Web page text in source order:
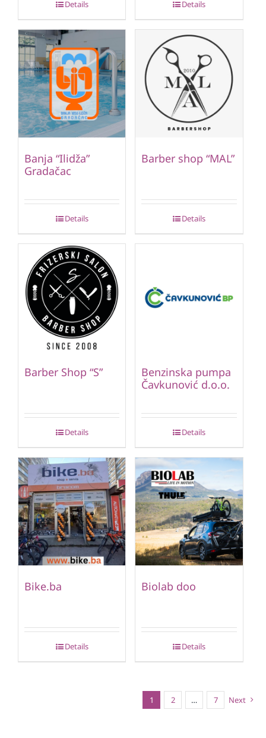
Details Details
Banja “Ilidža”
Gradačac
Details
Barber shop “MAL”
Details
Barber Shop “S”
Details
Benzinska pumpa
Čavkunović d.o.o.
Details
Bike.ba
Details
Biolab doo
Details
1 2 … 7 Next